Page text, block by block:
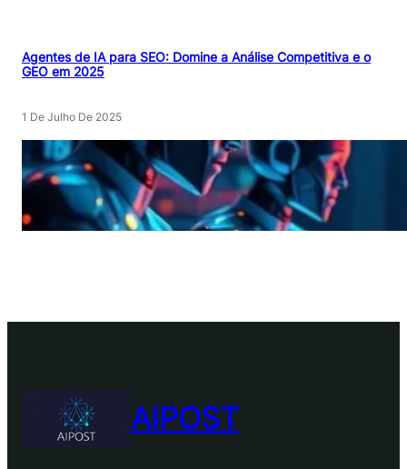
Agentes de IA para SEO: Domine a Análise Competitiva e o
GEO em 2025
1 De Julho De 2025
AIPOST